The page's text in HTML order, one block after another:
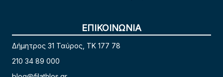
ΕΠΙΚΟΙΝΩΝΙΑ
Δήμητρος 31 Ταύρος, TK 177 78
210 34 89 000